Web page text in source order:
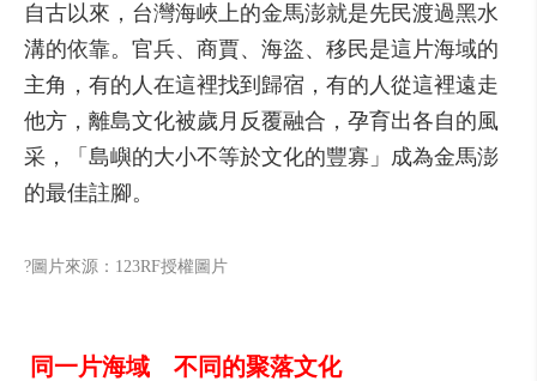
自古以來，台灣海峽上的金馬澎就是先民渡過黑水
溝的依靠。官兵、商賈、海盜、移民是這片海域的
主角，有的人在這裡找到歸宿，有的人從這裡遠走
他方，離島文化被歲月反覆融合，孕育出各自的風
采，「島嶼的大小不等於文化的豐寡」成為金馬澎
的最佳註腳。
?圖片來源：123RF授權圖片
同一片海域 不同的聚落文化